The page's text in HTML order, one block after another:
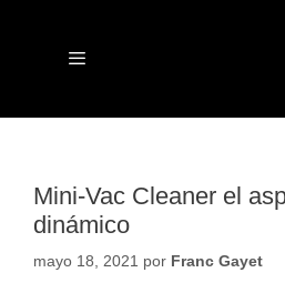
contenido
Menú
Mini-Vac Cleaner el
dinámico
mayo 18, 2021 por Franc Gayet